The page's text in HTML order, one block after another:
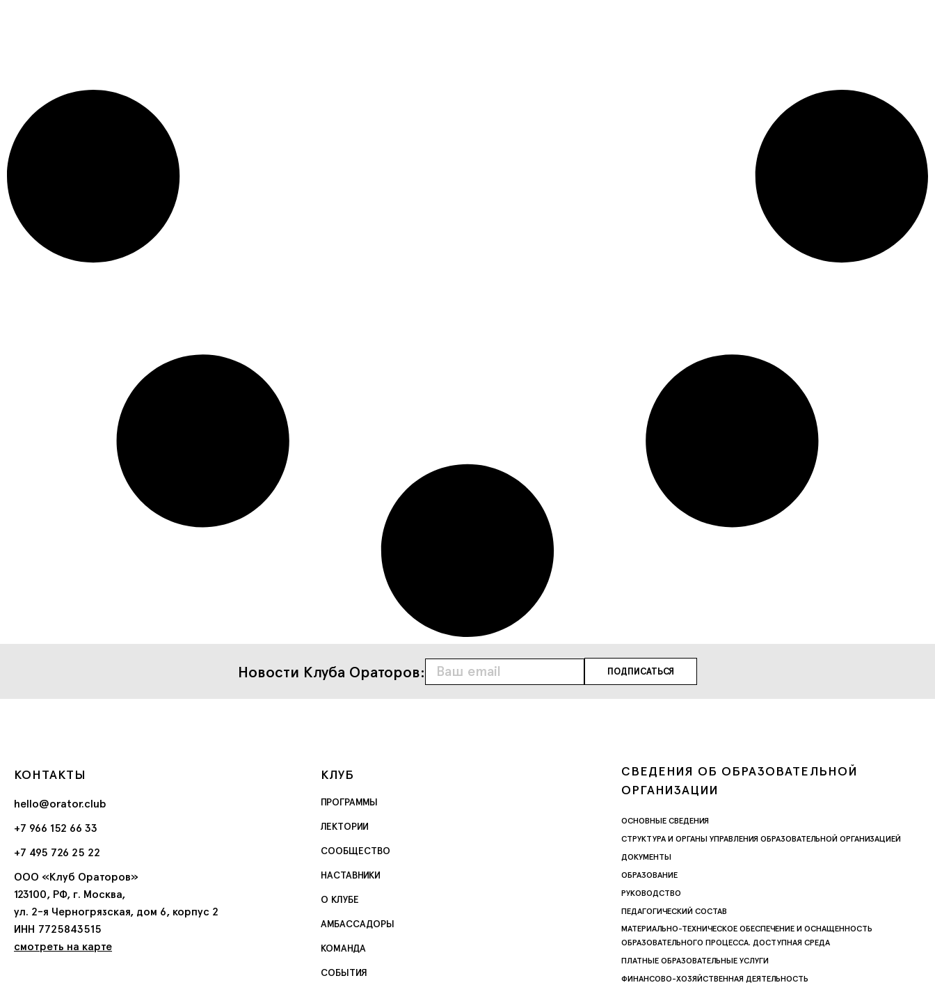
Новости Клуба Ораторов:
КОНТАКТЫ
hello@orator.club
+7 966 152 66 33
+7 495 726 25 22
ООО «Клуб Ораторов»
123100, РФ, г. Москва,
ул. 2-я Черногрязская, дом 6, корпус 2
ИНН 7725843515
смотреть на карте
КЛУБ
ПРОГРАММЫ
ЛЕКТОРИИ
СООБЩЕСТВО
НАСТАВНИКИ
О КЛУБЕ
АМБАССАДОРЫ
КОМАНДА
СОБЫТИЯ
СВЕДЕНИЯ ОБ ОБРАЗОВАТЕЛЬНОЙ
ОРГАНИЗАЦИИ
ОСНОВНЫЕ СВЕДЕНИЯ
СТРУКТУРА И ОРГАНЫ УПРАВЛЕНИЯ ОБРАЗОВАТЕЛЬНОЙ ОРГАНИЗАЦИЕЙ
ДОКУМЕНТЫ
ОБРАЗОВАНИЕ
РУКОВОДСТВО
ПЕДАГОГИЧЕСКИЙ СОСТАВ
МАТЕРИАЛЬНО-ТЕХНИЧЕСКОЕ ОБЕСПЕЧЕНИЕ И ОСНАЩЕННОСТЬ
ОБРАЗОВАТЕЛЬНОГО ПРОЦЕССА. ДОСТУПНАЯ СРЕДА
ПЛАТНЫЕ ОБРАЗОВАТЕЛЬНЫЕ УСЛУГИ
ФИНАНСОВО-ХОЗЯЙСТВЕННАЯ ДЕЯТЕЛЬНОСТЬ